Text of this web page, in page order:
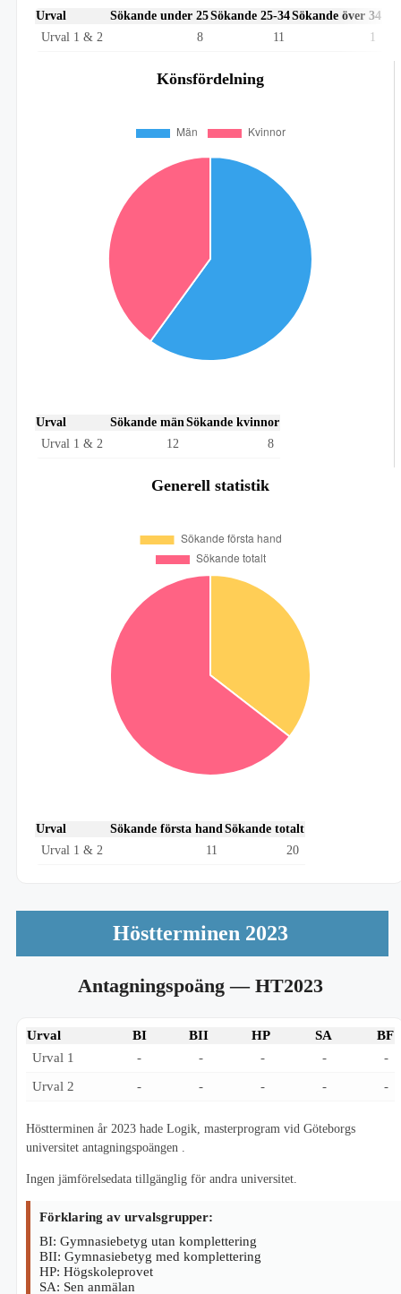
Urval Sökande under 25Sökande 25-34Sökande över 34
Urval 1 & 2
8 11 1
Könsfördelning
Urval Sökande mänSökande kvinnor
Urval 1 & 2
12 8
Generell statistik
Urval Sökande första handSökande totalt
Urval 1 & 2
11 20
Höstterminen 2023
Antagningspoäng— HT2023
Urval BI BII HP SA
BF
Urval 1
- - - -
-
Urval 2
- - - - -
Höstterminen år 2023 hade Logik, masterprogram vid Göteborgs
universitet antagningspoängen .
Ingen jämförelsedata tillgänglig för andra universitet.
Förklaring av urvalsgrupper:
BI: Gymnasiebetyg utan komplettering
BII: Gymnasiebetyg med komplettering
HP: Högskoleprovet
SA: Sen anmälan